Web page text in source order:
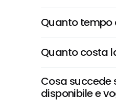
Quanto tempo
Quanto costa
Cosa succede
disponibile e